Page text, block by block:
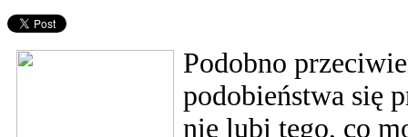
Podobno
podobieństwa się
nie lubi tego, co